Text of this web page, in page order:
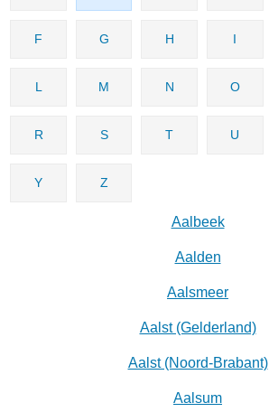
F G H I
L M N O
R S T U
Y Z
Aalbeek
Aalden
Aalsmeer
Aalst (Gelderland)
Aalst (Noord-Brabant)
Aalsum